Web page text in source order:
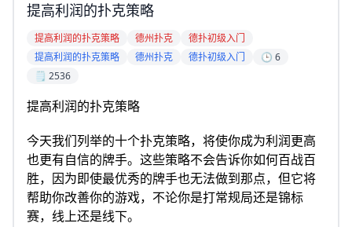
提高利润的扑克策略
提高利润的扑克策略 德州扑克
德扑初级入门
提高利润的扑克策略
德州扑克 德扑初级入门
🕒 6
🗒️ 2536
提高利润的扑克策略
今天我们列举的十个扑克策略，将使你成为利润更高
也更有自信的牌手。这些策略不会告诉你如何百战百
胜，因为即使最优秀的牌手也无法做到那点，但它将
帮助你改善你的游戏，不论你是打常规局还是锦标
赛，线上还是线下。